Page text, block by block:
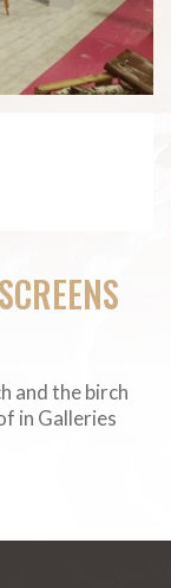
and the birch
in Galleries